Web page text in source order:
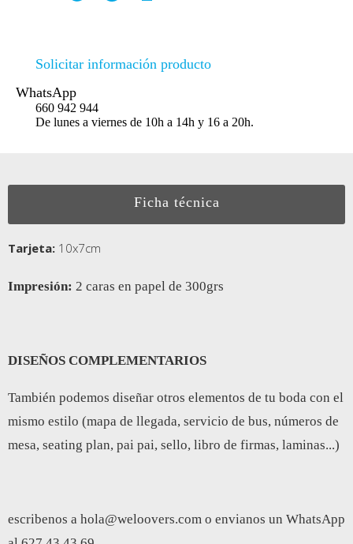
Solicitar información producto
WhatsApp
660 942 944
De lunes a viernes de 10h a 14h y 16 a 20h.
Ficha técnica
Tarjeta: 10x7cm
Impresión: 2 caras en papel de 300grs
DISEÑOS COMPLEMENTARIOS
También podemos diseñar otros elementos de tu boda con el
mismo estilo (mapa de llegada, servicio de bus, números de
mesa, seating plan, pai pai, sello, libro de firmas, laminas...)
escribenos a hola@weloovers.com o envianos un WhatsApp